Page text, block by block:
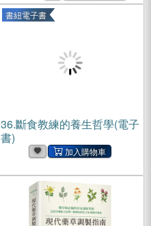
書紐電子書
36.斷食教練的養生哲學(電子
書)